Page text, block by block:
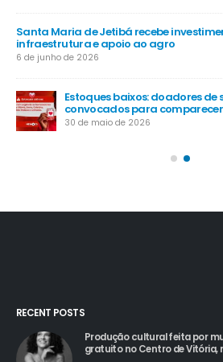
Santa Maria de Jetibá recebe
infraestrutura e apoio ao agro
6 de junho de 2026
Estoques baixos: doadores de
convocados para
30 de maio de 2026
RECENT POSTS
Produção cultural feita por
gratuito no Centro de